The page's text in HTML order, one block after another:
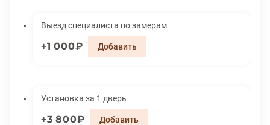
Выезд специалиста по замерам
1 000₽
Установка за 1 дверь
3 800₽